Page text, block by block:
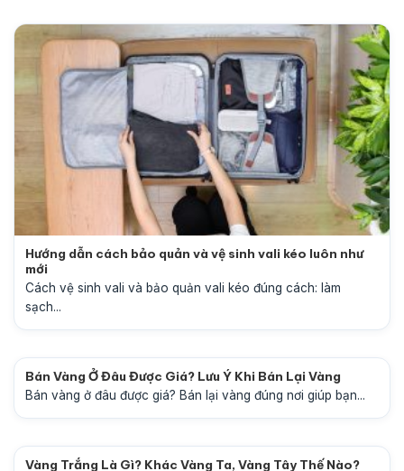
Hướng dẫn cách bảo quản và vệ sinh vali kéo luôn như
mới
Cách vệ sinh vali và bảo quản vali kéo đúng cách: làm
sạch...
Bán Vàng Ở Đâu Được Giá? Lưu Ý Khi Bán Lại Vàng
Bán vàng ở đâu được giá? Bán lại vàng đúng nơi giúp bạn...
Vàng Trắng Là Gì? Khác Vàng Ta, Vàng Tây Thế Nào?